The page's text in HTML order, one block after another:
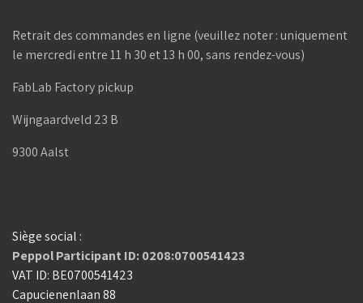
Retrait des commandes en ligne (veuillez noter : uniquement
le mercredi entre 11 h 30 et 13 h 00, sans rendez-vous)
FabLab Factory pickup
Wijngaardveld 23 B
9300 Aalst
Siège social :
Peppol Participant ID: 0208:0700541423
VAT ID: BE0700541423
Capucienenlaan 88